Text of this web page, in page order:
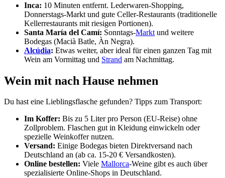
Inca: 10 Minuten entfernt. Lederwaren-Shopping,
Donnerstags-Markt und gute Celler-Restaurants (traditionelle
Kellerrestaurants mit riesigen Portionen).
Santa María del Camí: Sonntags-Markt und weitere
Bodegas (Macià Batle, Àn Negra).
Alcúdia: Etwas weiter, aber ideal für einen ganzen Tag mit
Wein am Vormittag und Strand am Nachmittag.
Wein mit nach Hause nehmen
Du hast eine Lieblingsflasche gefunden? Tipps zum Transport:
Im Koffer: Bis zu 5 Liter pro Person (EU-Reise) ohne
Zollproblem. Flaschen gut in Kleidung einwickeln oder
spezielle Weinkoffer nutzen.
Versand: Einige Bodegas bieten Direktversand nach
Deutschland an (ab ca. 15-20 € Versandkosten).
Online bestellen: Viele Mallorca-Weine gibt es auch über
spezialisierte Online-Shops in Deutschland.